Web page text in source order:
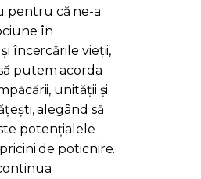
pentru că ne-a
în
încercările vieții,
putem acorda
unității și
alegând să
potențialele
de poticnire.